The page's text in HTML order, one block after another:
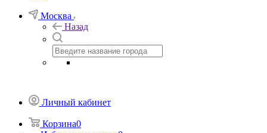
Москва
Назад
Личный кабинет
Корзина0